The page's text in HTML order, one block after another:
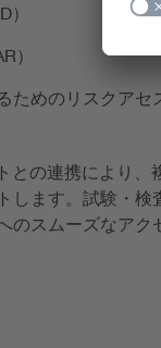
）
ためのリスクア
との連携により
します。試験・
のスムーズなアク